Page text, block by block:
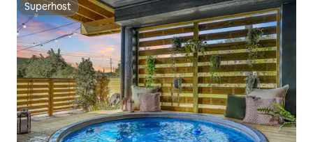
Superhost
Superhost